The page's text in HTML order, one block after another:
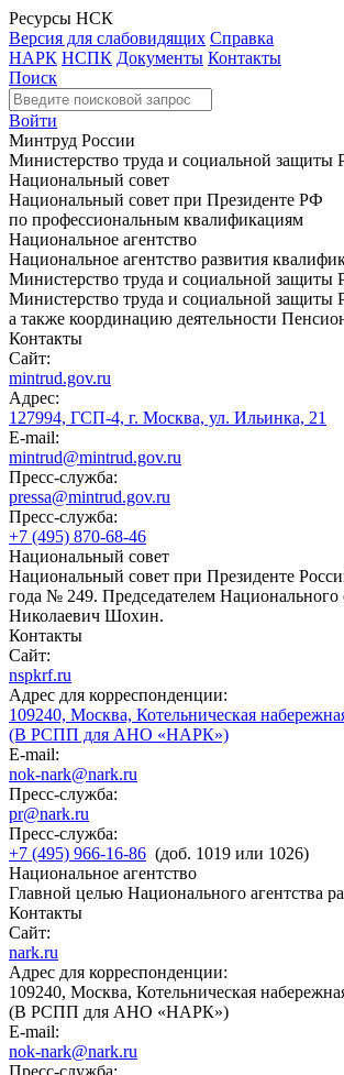
Ресурсы НСК
Версия для слабовидящих Справка
НАРК НСПК Документы Контакты
Поиск
Войти
Минтруд России
Министерство труда и социальной защиты
Национальный совет
Национальный совет при Президенте РФ
по профессиональным квалификациям
Национальное агентство
Национальное агентство развития
Министерство труда и социальной защиты
Министерство труда и социальной защиты
а также координацию деятельности
Контакты
Сайт:
mintrud.gov.ru
Адрес:
127994, ГСП-4, г. Москва, ул. Ильинка, 21
E-mail:
mintrud@mintrud.gov.ru
Пресс-служба:
pressa@mintrud.gov.ru
Пресс-служба:
+7 (495) 870-68-46
Национальный совет
Национальный совет при Президенте
года № 249. Председателем
Николаевич Шохин.
Контакты
Сайт:
nspkrf.ru
Адрес для корреспонденции:
109240, Москва, Котельническая
(В РСПП для АНО «НАРК»)
E-mail:
nok-nark@nark.ru
Пресс-служба:
pr@nark.ru
Пресс-служба:
+7 (495) 966-16-86 (доб. 1019 или 1026)
Национальное агентство
Главной целью Национального агентства
Контакты
Сайт:
nark.ru
Адрес для корреспонденции:
109240, Москва, Котельническая
(В РСПП для АНО «НАРК»)
E-mail:
nok-nark@nark.ru
Пресс-служба: